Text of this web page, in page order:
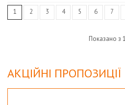
1 2 3 4 5 6 7
Показано з
АКЦІЙНІ ПРОПОЗИЦІЇ